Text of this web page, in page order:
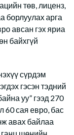
төв, лиценз,
борлуулах арга
авсан гэх яриа
байхгүй
сүрдэм
гэсэн тэдний
уу” гээд 270
60 сая евро, бас
авах байлаа